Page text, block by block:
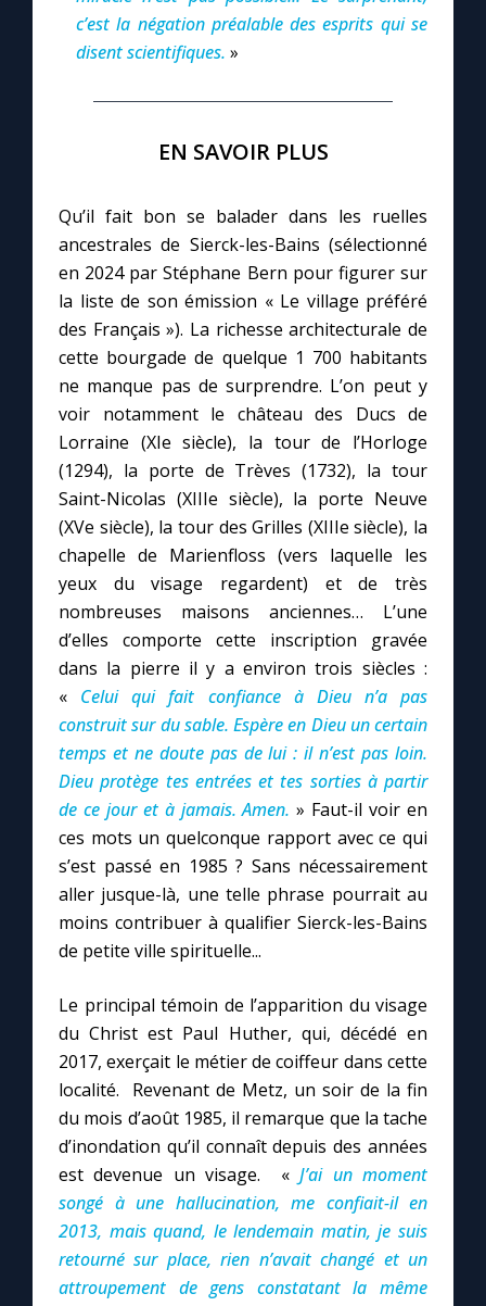
c’est la négation préalable des esprits qui se
disent scientifiques. »
EN SAVOIR PLUS
Qu’il fait bon se balader dans les ruelles
ancestrales de Sierck-les-Bains (sélectionné
en 2024 par Stéphane Bern pour figurer sur
la liste de son émission « Le village préféré
des Français »). La richesse architecturale de
cette bourgade de quelque 1 700 habitants
ne manque pas de surprendre. L’on peut y
voir notamment le château des Ducs de
Lorraine (XIe siècle), la tour de l’Horloge
(1294), la porte de Trèves (1732), la tour
Saint-Nicolas (XIIIe siècle), la porte Neuve
(XVe siècle), la tour des Grilles (XIIIe siècle), la
chapelle de Marienfloss (vers laquelle les
yeux du visage regardent) et de très
nombreuses maisons anciennes… L’une
d’elles comporte cette inscription gravée
dans la pierre il y a environ trois siècles :
« Celui qui fait confiance à Dieu n’a pas
construit sur du sable. Espère en Dieu un certain
temps et ne doute pas de lui : il n’est pas loin.
Dieu protège tes entrées et tes sorties à partir
de ce jour et à jamais. Amen. » Faut-il voir en
ces mots un quelconque rapport avec ce qui
s’est passé en 1985 ? Sans nécessairement
aller jusque-là, une telle phrase pourrait au
moins contribuer à qualifier Sierck-les-Bains
de petite ville spirituelle...
Le principal témoin de l’apparition du visage
du Christ est Paul Huther, qui, décédé en
2017, exerçait le métier de coiffeur dans cette
localité. Revenant de Metz, un soir de la fin
du mois d’août 1985, il remarque que la tache
d’inondation qu’il connaît depuis des années
est devenue un visage. «J’ai un moment
songé à une hallucination, me confiait-il en
2013, mais quand, le lendemain matin, je suis
retourné sur place, rien n’avait changé et un
attroupement de gens constatant la même